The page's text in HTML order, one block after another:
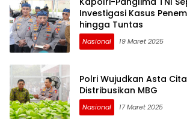
Investigasi Kasus
hingga Tuntas
Nasional 19 Maret 2025
Polri Wujudkan Asta
Distribusikan MBG
Nasional 17 Maret 2025